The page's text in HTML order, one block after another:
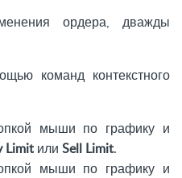
ордера, дважды
команд контекстного
мыши по графику и
Limit или Sell Limit.
мыши по графику и